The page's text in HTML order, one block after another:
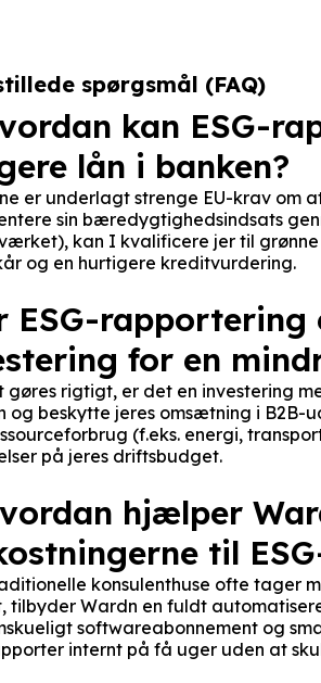
spørgsmål (FAQ)
kan ESG-
lån i banken?
er underlagt strenge EU-krav om
sin bæredygtighedsindsats
kan I kvalificere jer til
og en hurtigere kreditvurdering.
ESG-
for en
gøres rigtigt, er det en investering
og beskytte jeres omsætning i
(f.eks. energi,
på jeres driftsbudget.
hjælper
til
konsulenthuse ofte tager
tilbyder Wardn en fuldt
softwareabonnement og
internt på få uger uden at